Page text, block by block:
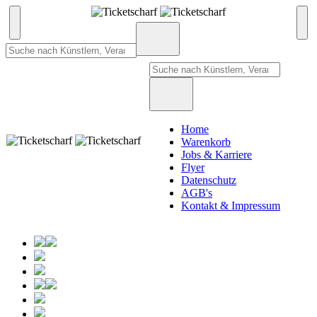
Home
Warenkorb
Jobs & Karriere
Flyer
Datenschutz
AGB's
Kontakt & Impressum